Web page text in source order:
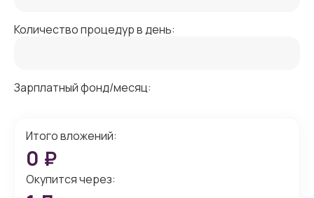
Количество процедур в день:
Зарплатный фонд/месяц:
Итого вложений:
0 ₽
Окупится через: